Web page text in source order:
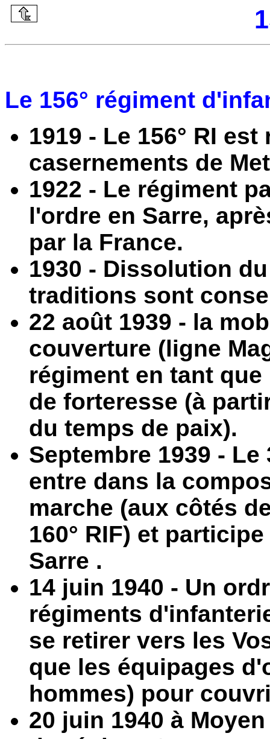
Le 156° régiment
1919 - Le 156° RI
casernements de
1922 - Le régiment
l'ordre en Sarre,
par la France.
1930 - Dissolution
traditions sont
22 août 1939 - la
couverture (ligne
régiment en tant
de forteresse (à
du temps de paix).
Septembre 1939 - Le
entre dans la
marche (aux côtés
160° RIF) et
Sarre .
14 juin 1940 - Un
régiments
se retirer vers les
que les équipages
hommes) pour
20 juin 1940 à